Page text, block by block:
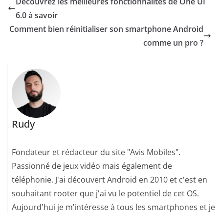
6.0 à savoir
Comment bien réinitialiser son smartphone Android
comme un pro ?
Rudy
Fondateur et rédacteur du site "Avis Mobiles".
Passionné de jeux vidéo mais également de
téléphonie. J'ai découvert Android en 2010 et c'est en
souhaitant rooter que j'ai vu le potentiel de cet OS.
Aujourd'hui je m’intéresse à tous les smartphones et je